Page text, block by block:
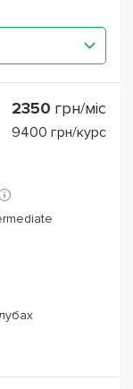
2350 грн/міс
9400 грн/курс